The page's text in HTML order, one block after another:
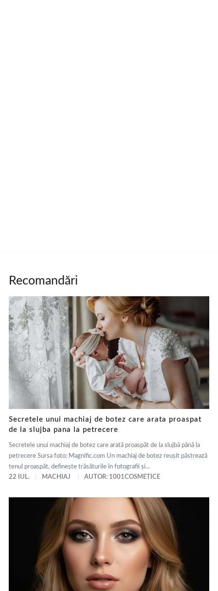
Recomandări
Secretele unui machiaj de botez care arata proaspat
de la slujba pana la petrecere
Secretele unui machiaj de botez care arată proaspăt de la slujbă până la
petrecere Sursa foto: Magnific.com Un machiaj de botez reușit păstrează
tenul proaspăt, definește trăsăturile în fotografii și...
22 IUL.
MACHIAJ AUTOR: 1001COSMETICE